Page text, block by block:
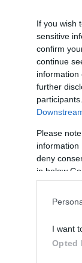
If you wish
sensitive
confirm
continue
information
further
Please
information
deny
in below
I want
Opted
Ηλεκτρικά